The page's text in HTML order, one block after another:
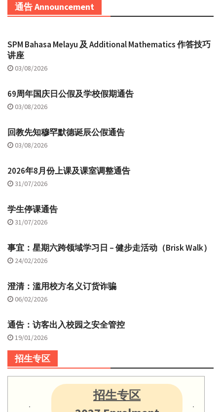
通告 Announcement
SPM Bahasa Melayu 及 Additional Mathematics 作答技巧
讲座
03/08/2026
69周年国庆日公假及学校假期通告
03/08/2026
回教先知穆罕默德诞辰公假通告
03/08/2026
2026年8月份上课及课室调整通告
31/07/2026
学生停课通告
31/07/2026
事宜：星期六跨领域学习日 – 健步走活动（Brisk Walk）
24/02/2026
澄清：滥用校方名义订货诈骗
06/02/2026
通告：访客出入校园之安全管控
19/01/2026
招生专区
招生专区